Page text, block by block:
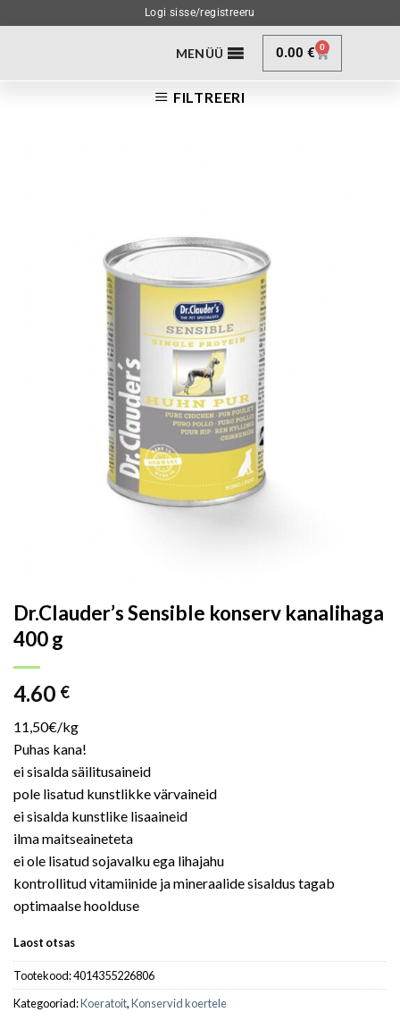
Logi sisse/registreeru
MENÜÜ 0.00€ 0
FILTREERI
Dr.Clauder’s Sensible konserv kanalihaga
400 g
4.60 €
11,50€/kg
Puhas kana!
ei sisalda säilitusaineid
pole lisatud kunstlikke värvaineid
ei sisalda kunstlike lisaaineid
ilma maitseaineteta
ei ole lisatud sojavalku ega lihajahu
kontrollitud vitamiinide ja mineraalide sisaldus tagab
optimaalse hoolduse
Laost otsas
Tootekood:4014355226806
Kategooriad:Koeratoit,Konservid koertele